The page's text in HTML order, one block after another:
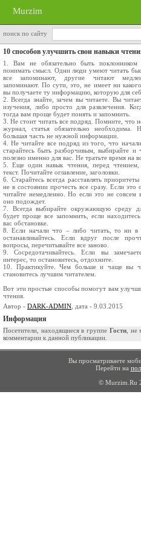
Murzim
поиск по сайту
10 способов улучшить свои навыки
1. Вам не обязательно быть поклонником
понимать смысл. Одни люди умеют читать
все запоминают, другие читают
запоминают. По сути, это, не имеет ни
вы получаете ту информацию, которую для
2. Всегда знайте, зачем вы читаете. Вы
изучения, либо просто для развлечения.
тогда вам проще будет понять и запомнить.
3. Не стоит читать все подряд. Помните, что
журнал, статья обязательно необходима.
большая часть не нужной информации.
4. Не читайте все подряд из того, что
старайтесь быть разборчивым, выбирайте и
полезно именно для вас. Не тратьте время на
5. Еще один навык чтения, перед чтением,
текст. Почитайте оглавление, заголовки.
6. Старайтесь всегда расставлять
не в состоянии прочесть все сразу. Если это
читайте немедленно. Но если это не совсем
оно подождет.
7. Всегда выбирайте окружающую среду
будет проще все запомнить, если
вас обстановке.
8. Если начали что – либо читать, то ни в
останавливайтесь. Если вдруг после
вопросы, перечитывайте все заново.
9. Сосредотачивайтесь. Если вы
интерес, то остановитесь, отдохните.
10. Практикуйте. Чем больше и чаще вы
становитесь лучшим читателем.
Вот эти простые способы помогут вам
чтения.
Автор - DARK-ADMIN , дата - 9.03.2015
Информация
Посетители, находящиеся в группе Гости, не
комментарии к данной публикации.
Вы просматриваете
Перейти на
© Murzim.Ru